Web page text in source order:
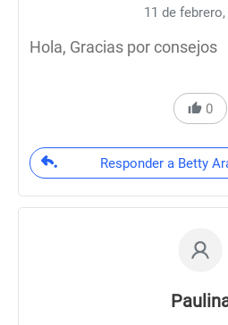
11 de
Hola, Gracias por consejos
0
Responder a Betty